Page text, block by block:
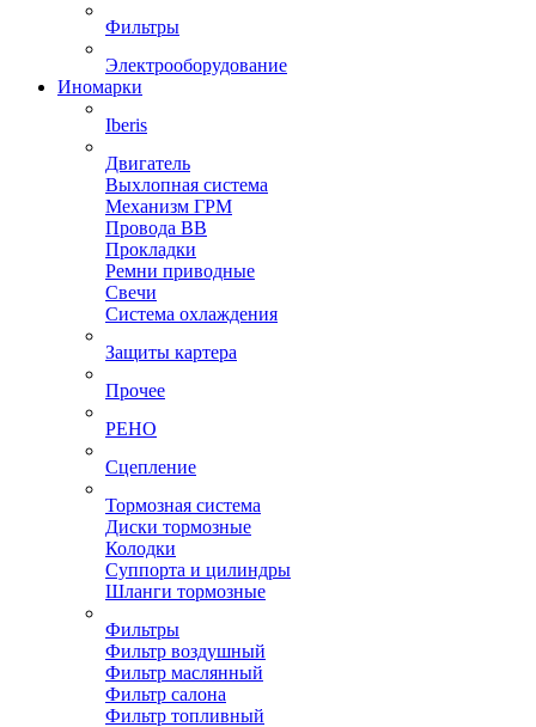
Фильтры
Электрооборудование
Иномарки
Iberis
Двигатель
Выхлопная система
Механизм ГРМ
Провода ВВ
Прокладки
Ремни приводные
Свечи
Система охлаждения
Защиты картера
Прочее
РЕНО
Сцепление
Тормозная система
Диски тормозные
Колодки
Суппорта и цилиндры
Шланги тормозные
Фильтры
Фильтр воздушный
Фильтр маслянный
Фильтр салона
Фильтр топливный